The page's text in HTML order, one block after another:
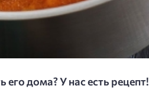
дома? У нас есть рецепт!